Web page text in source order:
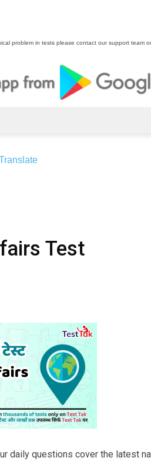
problem in tests please contact our support team
Test
daily questions cover the latest